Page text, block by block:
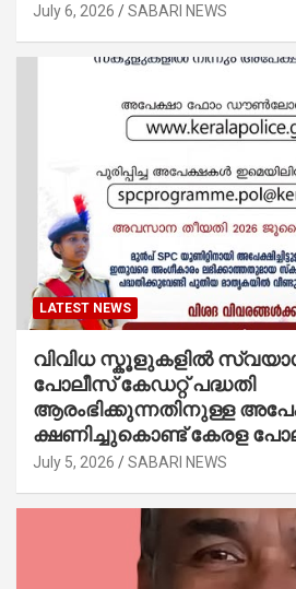
July 6, 2026 SABARI NEWS
LATEST NEWS
വിവിധ സ്കൂളുകളില്‍
പോലീസ് കേഡറ്റ് പദ്ധതി
ആരംഭിക്കുന്നതിനുള്ള
ക്ഷണിച്ചുകൊണ്ട് കേരള
July 5, 2026 SABARI NEWS